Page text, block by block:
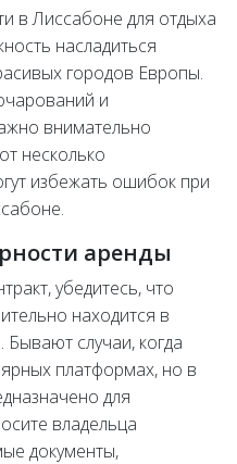
в Лиссабоне для отдыха
насладиться
городов Европы.
и
внимательно
несколько
избежать ошибок при
аренды
убедитесь, что
находится в
Бывают случаи, когда
платформах, но в
для
владельца
документы,